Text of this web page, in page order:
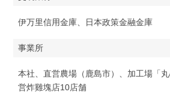
伊万里信用金庫、日本政策金融金庫
事業所
本社、直営農場（鹿島市）、加工場「
営炸雞塊店10店舗